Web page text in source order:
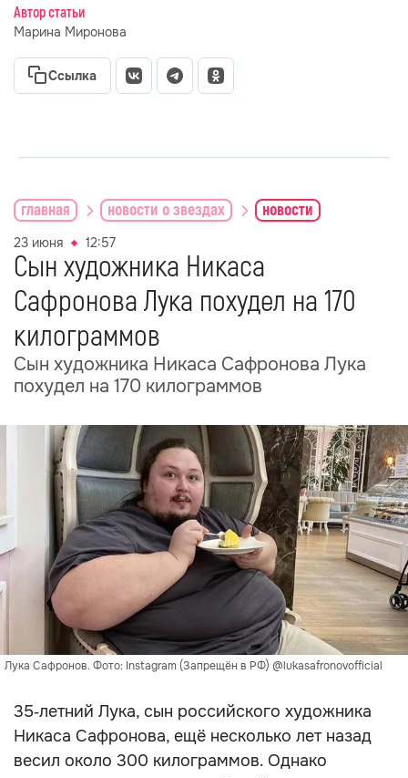
Автор статьи
Марина Миронова
Ссылка
главная новости о звездах новости
23 июня 12:57
Сын художника Никаса
Сафронова Лука похудел на 170
килограммов
Сын художника Никаса Сафронова Лука
похудел на 170 килограммов
Лука Сафронов. Фото: Instagram (Запрещён в РФ) @lukasafronovofficial
35‑летний Лука, сын российского художника
Никаса Сафронова, ещё несколько лет назад
весил около 300 килограммов. Однако